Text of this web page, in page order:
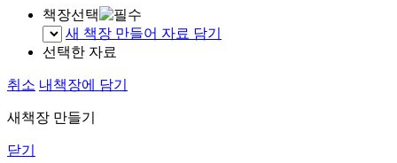
책장선택
새 책장 만들어 자료 담기
선택한 자료
취소 내책장에 담기
새책장 만들기
닫기